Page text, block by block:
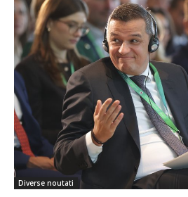
Diverse noutati